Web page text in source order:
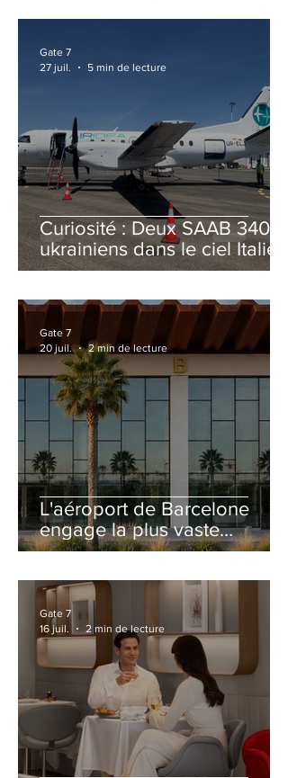
Curiosité : Deux SAAB 340B
ukrainiens dans le ciel Italien
cet été
Gate 7
27 juil.
5 min de lecture
L'aéroport de Barcelone
engage la plus vaste
rénovation de son Terminal
Gate 7
20 juil.
2 min de lecture
Gate 7
16 juil.
2 min de lecture